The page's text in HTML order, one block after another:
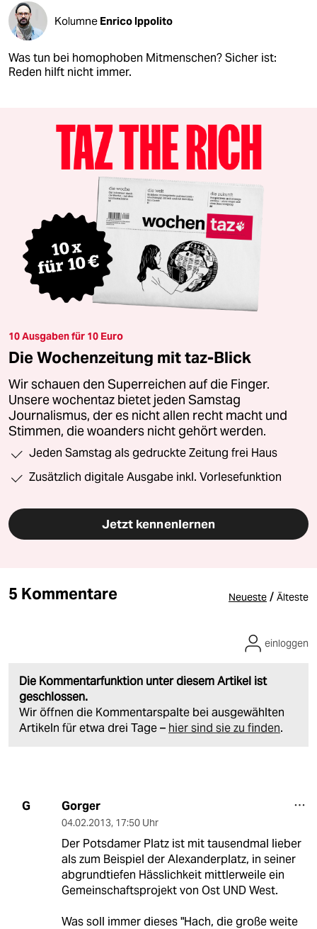
Kolumne Enrico Ippolito
Was tun bei homophoben Mitmenschen? Sicher ist:
Reden hilft nicht immer.
10 Ausgaben für 10 Euro
Die Wochenzeitung mit taz-Blick
Wir schauen den Superreichen auf die Finger.
Unsere wochentaz bietet jeden Samstag
Journalismus, der es nicht allen recht macht und
Stimmen, die woanders nicht gehört werden.
Jeden Samstag als gedruckte Zeitung frei Haus
Zusätzlich digitale Ausgabe inkl. Vorlesefunktion
Jetzt kennenlernen
5 Kommentare Neueste / Älteste
Die Kommentarfunktion unter diesem Artikel ist
geschlossen.
Wir öffnen die Kommentarspalte bei ausgewählten
Artikeln für etwa drei Tage – hier sind sie zu finden.
einloggen
G Gorger
04.02.2013, 17:50 Uhr
Der Potsdamer Platz ist mit tausendmal lieber
als zum Beispiel der Alexanderplatz, in seiner
abgrundtiefen Hässlichkeit mittlerweile ein
Gemeinschaftsprojekt von Ost UND West.
Was soll immer dieses "Hach, die große weite